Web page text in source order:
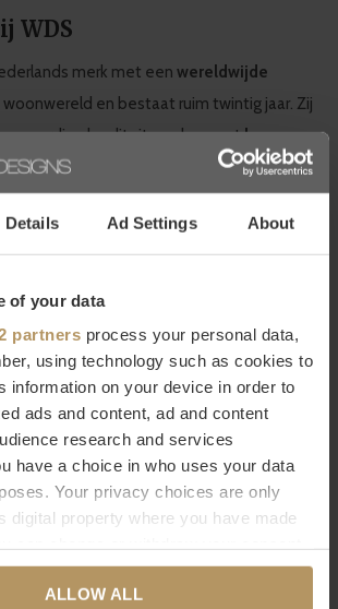
Details Ad Settings About
of your data
partners process your personal data,
using technology such as cookies to
information on your device in order to
ads and content, ad and content
research and services
have a choice in who uses your data
Your privacy choices are only
digital property where you have made
Cookie Declaration or by clicking on
icon.ALLOW ALL
WDS
merk met een wereldwijde
woonwereld en bestaat ruim twintig jaar. Zij
kwaliteit, werken metluxe
zeer grote collectie in meubels en
WDS vind je eengrote selectie van
die naadloos aansluiten bij de
chicstijl van WDS. Laat je inspireren
producten van Eichholtz die aan elk
toevoegen!
Eichholtz of ben je op zoek naar een
Neem dan contact op met
Direct bestellen kan natuurlijk ook,
Ben je niet helemaal tevreden met
krijg je 30 dagen bedenktijd.